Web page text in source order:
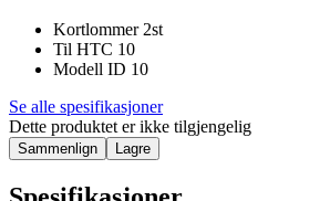
Kortlommer 2st
Til HTC 10
Modell ID 10
Se alle spesifikasjoner
Dette produktet er ikke tilgjengelig
Sammenlign Lagre